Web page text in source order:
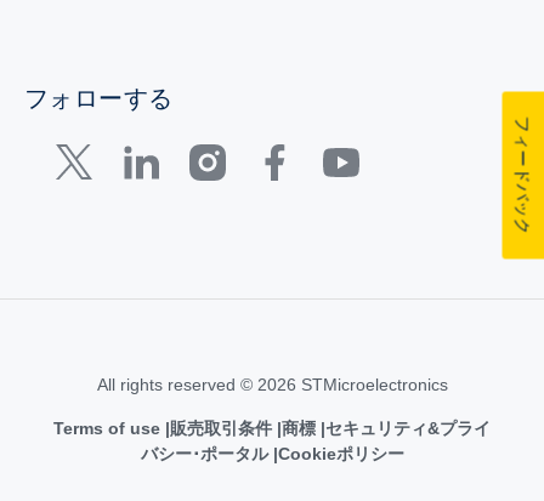
フォローする
All rights reserved © 2026 STMicroelectronics
Terms of use 販売取引条件 商標 セキュリティ&プライ
バシー･ポータル Cookieポリシー
フィードバック